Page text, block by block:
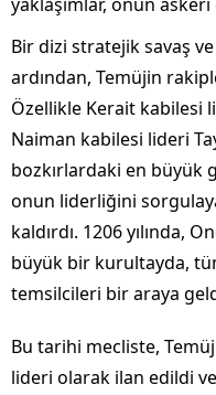
yaklaşımlar, onun
Bir dizi stratejik savaş
ardından, Temüjin
Özellikle Kerait kabilesi
Naiman kabilesi lideri
bozkırlardaki en büyük
onun liderliğini
kaldırdı. 1206 yılında,
büyük bir kurultayda,
temsilcileri bir araya
Bu tarihi mecliste,
lideri olarak ilan edildi